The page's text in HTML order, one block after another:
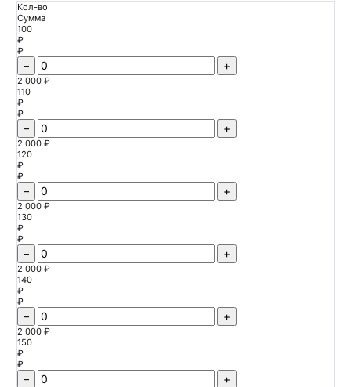
Кол-во
Сумма
100
₽
₽
– +
2 000 ₽
110
₽
₽
– +
2 000 ₽
120
₽
₽
– +
2 000 ₽
130
₽
₽
– +
2 000 ₽
140
₽
₽
– +
2 000 ₽
150
₽
₽
– +